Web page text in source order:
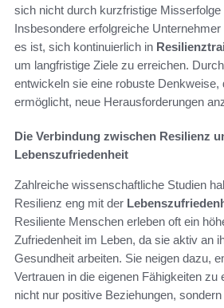
sich nicht durch kurzfristige
Insbesondere erfolgreiche
es ist, sich kontinuierlich in
um langfristige Ziele zu erreichen.
entwickeln sie eine robuste Denkweise,
ermöglicht, neue Herausforderungen
Die Verbindung zwischen Resilienz
Lebenszufriedenheit
Zahlreiche wissenschaftliche Studien
Resilienz eng mit der
Resiliente Menschen erleben oft ein
Zufriedenheit im Leben, da sie aktiv an
Gesundheit arbeiten. Sie neigen dazu,
Vertrauen in die eigenen Fähigkeiten
nicht nur positive Beziehungen,